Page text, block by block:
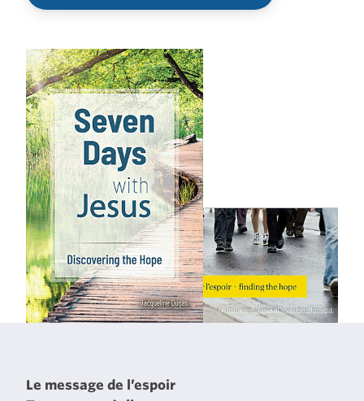
Le message de l’espoir